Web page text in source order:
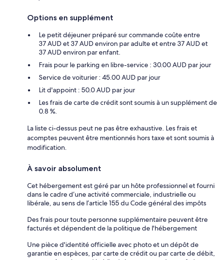
Options en supplément
Le petit déjeuner préparé sur commande coûte entre
37 AUD et 37 AUD environ par adulte et entre 37 AUD et
37 AUD environ par enfant.
Frais pour le parking en libre-service : 30.00 AUD par jour
Service de voiturier : 45.00 AUD par jour
Lit d'appoint : 50.0 AUD par jour
Les frais de carte de crédit sont soumis à un supplément de
0.8 %.
La liste ci-dessus peut ne pas être exhaustive. Les frais et
acomptes peuvent être mentionnés hors taxe et sont soumis à
modification.
À savoir absolument
Cet hébergement est géré par un hôte professionnel et fourni
dans le cadre d’une activité commerciale, industrielle ou
libérale, au sens de l’article 155 du Code général des impôts
Des frais pour toute personne supplémentaire peuvent être
facturés et dépendent de la politique de l'hébergement
Une pièce d'identité officielle avec photo et un dépôt de
garantie en espèces, par carte de crédit ou par carte de débit,